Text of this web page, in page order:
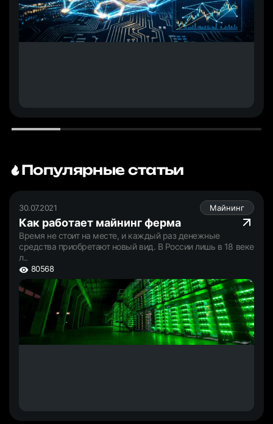
Популярные статьи
30.07.2021 Майнинг
Как работает майнинг ферма
Время не стоит на месте, и каждый раз денежные
средства приобретают новый вид. В России лишь в 18 веке
л..
80568